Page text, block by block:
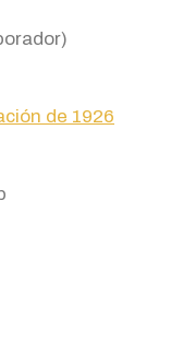
de 1926